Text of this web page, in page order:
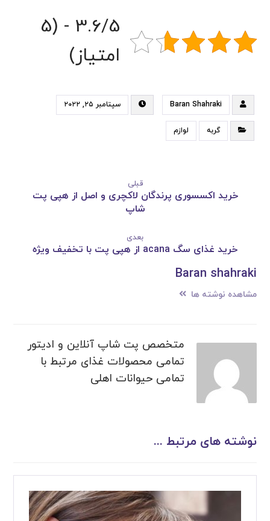
3.6/5 - (5
امتیاز)
Baran Shahraki سپتامبر ۲۵, ۲۰۲۲
گربه لوازم
قبلی
خرید اکسسوری پرندگان لاکچری و اصل از هپی پت
شاپ
بعدی
خرید غذای سگ acana از هپی پت با تخفیف ویژه
Baran shahraki
مشاهده نوشته ها
متخصص پت شاپ آنلاین و ادیتور
تمامی محصولات غذای مرتبط با
تمامی حیوانات اهلی
نوشته های مرتبط ...